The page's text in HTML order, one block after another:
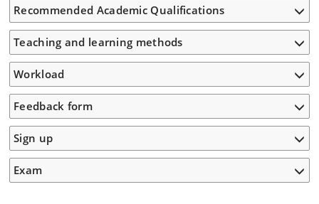
Recommended Academic Qualifications
Teaching and learning methods
Workload
Feedback form
Sign up
Exam